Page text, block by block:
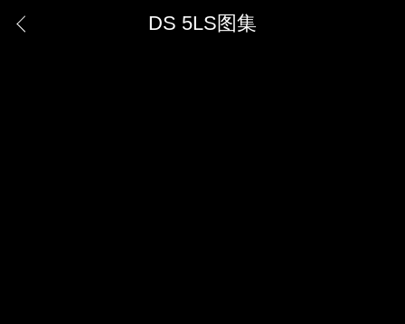
DS 5LS图集